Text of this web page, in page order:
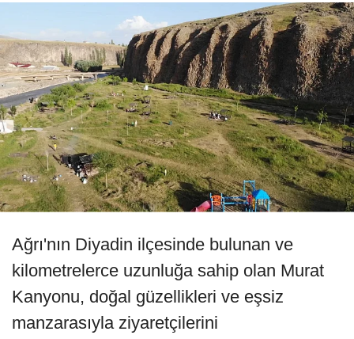
Ağrı'nın Diyadin ilçesinde bulunan ve
kilometrelerce uzunluğa sahip olan Murat
Kanyonu, doğal güzellikleri ve eşsiz
manzarasıyla ziyaretçilerini